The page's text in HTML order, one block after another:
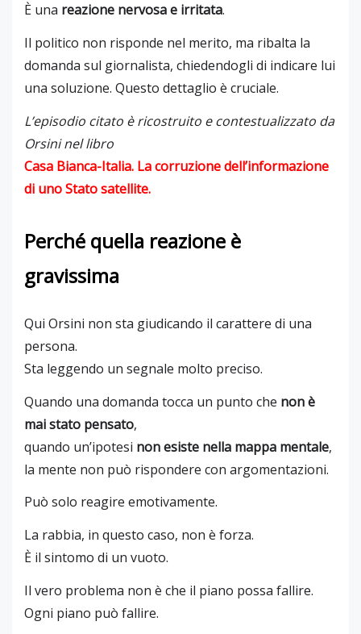
È una reazione nervosa e irritata.
Il politico non risponde nel merito, ma ribalta la
domanda sul giornalista, chiedendogli di indicare lui
una soluzione. Questo dettaglio è cruciale.
L’episodio citato è ricostruito e contestualizzato da
Orsini nel libro
Casa Bianca-Italia. La corruzione dell’informazione
di uno Stato satellite.
Perché quella reazione è
gravissima
Qui Orsini non sta giudicando il carattere di una
persona.
Sta leggendo un segnale molto preciso.
Quando una domanda tocca un punto che non è
mai stato pensato,
quando un’ipotesi non esiste nella mappa mentale,
la mente non può rispondere con argomentazioni.
Può solo reagire emotivamente.
La rabbia, in questo caso, non è forza.
È il sintomo di un vuoto.
Il vero problema non è che il piano possa fallire.
Ogni piano può fallire.